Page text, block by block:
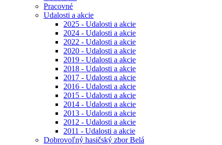
Pracovné
Udalosti a akcie
2025 - Udalosti a akcie
2024 - Udalosti a akcie
2022 - Udalosti a akcie
2020 - Udalosti a akcie
2019 - Udalosti a akcie
2018 - Udalosti a akcie
2017 - Udalosti a akcie
2016 - Udalosti a akcie
2015 - Udalosti a akcie
2014 - Udalosti a akcie
2013 - Udalosti a akcie
2012 - Udalosti a akcie
2011 - Udalosti a akcie
Dobrovoľný hasičský zbor Belá